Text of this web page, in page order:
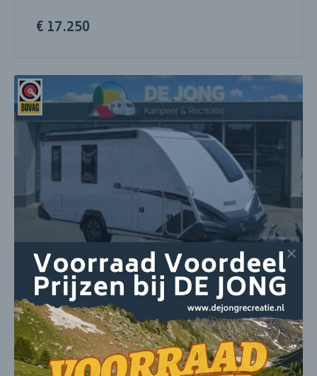
€ 17.250
Knaus Sport & Fun Black Sel. 480 QL
2023
4 personen